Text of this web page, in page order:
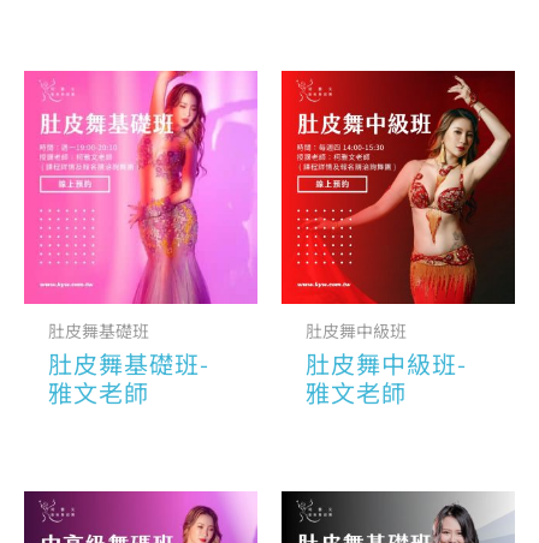
肚皮舞基礎班
肚皮舞基礎班-
雅文老師
肚皮舞中級班
肚皮舞中級班-
雅文老師